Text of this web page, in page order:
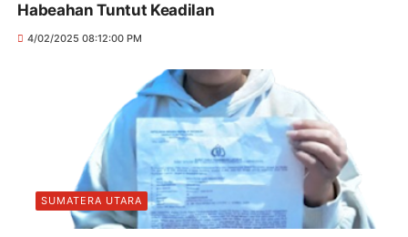
Habeahan Tuntut Keadilan
4/02/2025 08:12:00 PM
SUMATERA UTARA